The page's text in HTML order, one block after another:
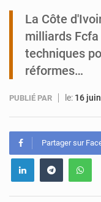
La Côte
milliards
techniques
réformes…
PUBLIÉ PAR le: 16
Partager sur